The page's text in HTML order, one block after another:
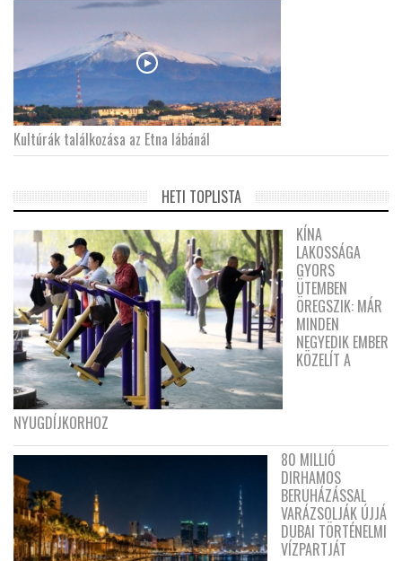
Kultúrák találkozása az Etna lábánál
HETI TOPLISTA
KÍNA
LAKOSSÁGA
GYORS
ÜTEMBEN
ÖREGSZIK: MÁR
MINDEN
NEGYEDIK EMBER
KÖZELÍT A
NYUGDÍJKORHOZ
80 MILLIÓ
DIRHAMOS
BERUHÁZÁSSAL
VARÁZSOLJÁK ÚJJÁ
DUBAI TÖRTÉNELMI
VÍZPARTJÁT